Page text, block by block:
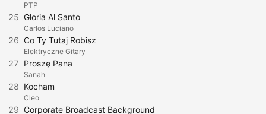
PTP
25 Gloria Al Santo
Carlos Luciano
26 Co Ty Tutaj Robisz
Elektryczne Gitary
27 Proszę Pana
Sanah
28 Kocham
Cleo
29 Corporate Broadcast Background